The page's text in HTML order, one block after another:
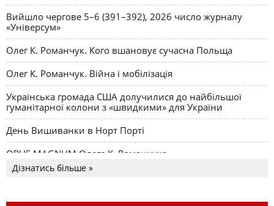
Вийшло чергове 5–6 (391–392), 2026 число журналу
«Універсум»
Олег К. Романчук. Кого вшановує сучасна Польща
Олег К. Романчук. Війна і мобілізація
Українська громада США долучилися до найбільшої
гуманітарної колони з «швидкими» для України
День Вишиванки в Норт Порті
OPUS MAGNUM Олега К. Романчука
Дізнатись більше »